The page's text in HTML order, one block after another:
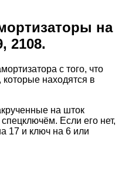
на
2108.
с того, что
находятся в
на шток
Если его нет,
17 и ключ на 6 или